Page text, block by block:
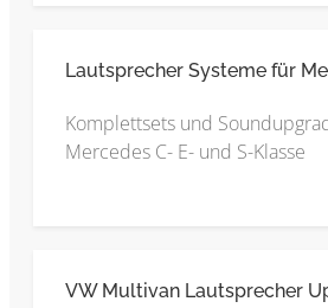
Lautsprecher Systeme für
Komplettsets und
Mercedes C- E- und S-Klasse
VW Multivan Lautsprecher